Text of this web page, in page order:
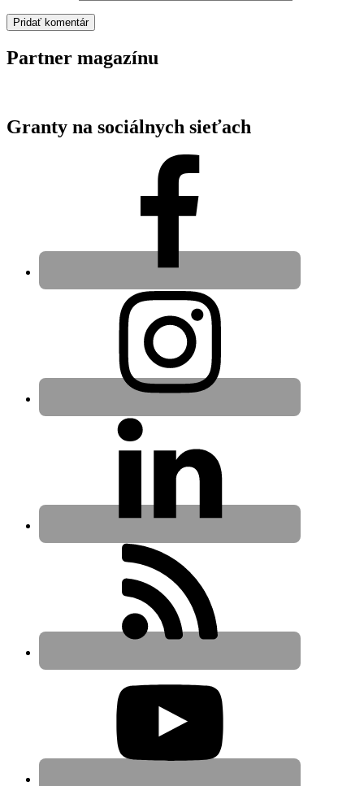
Partner magazínu
Granty na sociálnych sieťach